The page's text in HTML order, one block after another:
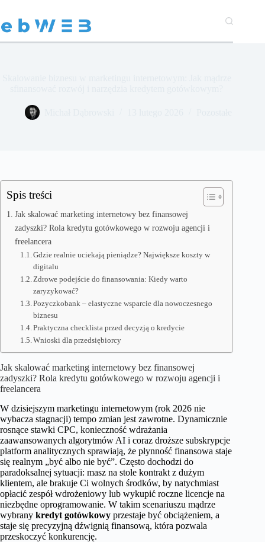
treści
Spis treści
Jak skalować marketing internetowy bez finansowej
zadyszki? Rola kredytu gotówkowego w rozwoju agencji i
freelancera
Gdzie realnie uciekają pieniądze? Największe koszty w
digitalu
Zdrowe podejście do finansowania: Kiedy warto
zaryzykować?
Pozyczkobank – elastyczne wsparcie dla nowoczesnego
biznesu
Praktyczna checklista przed decyzją o kredycie
Wnioski dla przedsiębiorcy
Jak skalować marketing internetowy bez finansowej
zadyszki? Rola kredytu gotówkowego w rozwoju agencji i
freelancera
W dzisiejszym marketingu internetowym (rok 2026 nie
wybacza stagnacji) tempo zmian jest zawrotne. Dynamicznie
rosnące stawki CPC, konieczność wdrażania
zaawansowanych algorytmów AI i coraz droższe subskrypcje
platform analitycznych sprawiają, że płynność finansowa staje
się realnym „być albo nie być”. Często dochodzi do
paradoksalnej sytuacji: masz na stole kontrakt z dużym
klientem, ale brakuje Ci wolnych środków, by natychmiast
opłacić zespół wdrożeniowy lub wykupić roczne licencje na
niezbędne oprogramowanie. W takim scenariuszu mądrze
wybrany kredyt gotówkowy przestaje być obciążeniem, a
staje się precyzyjną dźwignią finansową, która pozwala
przeskoczyć konkurencję.